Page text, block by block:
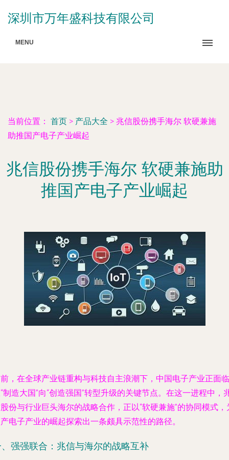
深圳市万年盛科技有限公司
MENU
当前位置： 首页 > 产品大全 > 兆信股份携手海尔 软硬兼施
助推国产电子产业崛起
兆信股份携手海尔 软硬兼施助
推国产电子产业崛起
，在全球产业链重构与科技自主浪潮下，中国电子产业正面临
制造大国”向“创造强国”转型升级的关键节点。在这一进程中，
份与行业巨头海尔的战略合作，正以“软硬兼施”的协同模式，
电子产业的崛起探索出一条颇具示范性的路径。
强强联合：兆信与海尔的战略互补